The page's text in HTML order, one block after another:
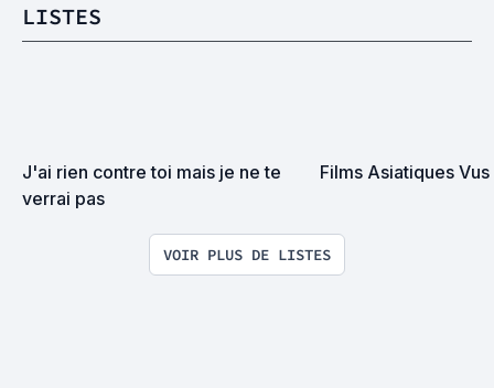
LISTES
J'ai rien contre toi mais je ne te
verrai pas
Films Asiatiques Vus
VOIR PLUS DE LISTES